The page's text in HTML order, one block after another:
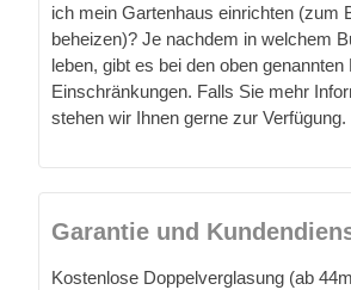
ich mein Gartenhaus einrichten (zum
beheizen)? Je nachdem in welchem
leben, gibt es bei den oben genannten
Einschränkungen. Falls Sie mehr
stehen wir Ihnen gerne zur Verfügung.
Garantie und
Kostenlose Doppelverglasung (ab